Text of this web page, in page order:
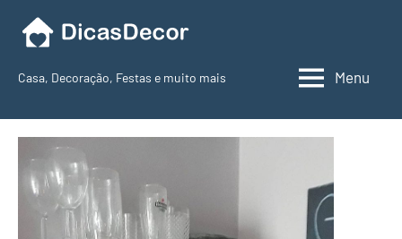
para
conteúdo
Dicas
Decor
Casa, Decoração, Festas e muito mais Menu